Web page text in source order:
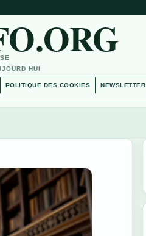
HUI
POLITIQUE DES COOKIES NEWSLETTER